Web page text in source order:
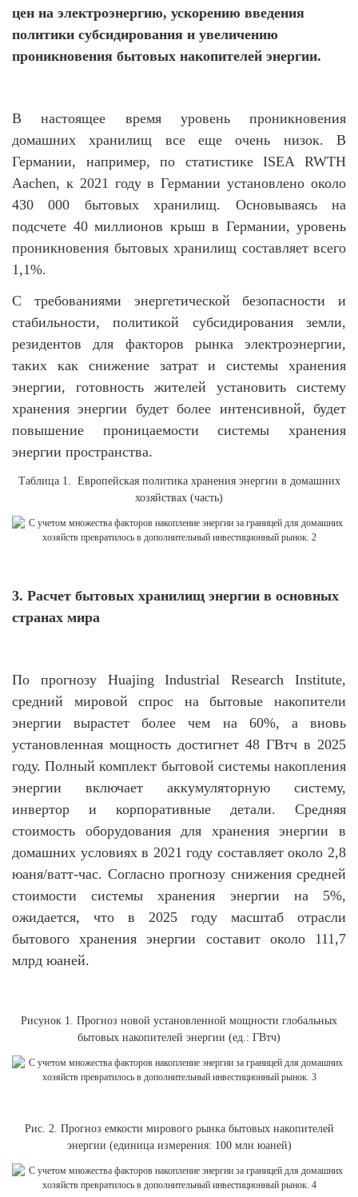
цен на электроэнергию, ускорению введения
политики субсидирования и увеличению
проникновения бытовых накопителей энергии.
В настоящее время уровень проникновения
домашних хранилищ все еще очень низок. В
Германии, например, по статистике ISEA RWTH
Aachen, к 2021 году в Германии установлено около
430 000 бытовых хранилищ. Основываясь на
подсчете 40 миллионов крыш в Германии, уровень
проникновения бытовых хранилищ составляет всего
1,1%.
С требованиями энергетической безопасности и
стабильности, политикой субсидирования земли,
резидентов для факторов рынка электроэнергии,
таких как снижение затрат и системы хранения
энергии, готовность жителей установить систему
хранения энергии будет более интенсивной, будет
повышение проницаемости системы хранения
энергии пространства.
Таблица 1. Европейская политика хранения энергии в домашних
хозяйствах (часть)
3. Расчет бытовых хранилищ энергии в основных
странах мира
По прогнозу Huajing Industrial Research Institute,
средний мировой спрос на бытовые накопители
энергии вырастет более чем на 60%, а вновь
установленная мощность достигнет 48 ГВтч в 2025
году. Полный комплект бытовой системы накопления
энергии включает аккумуляторную систему,
инвертор и корпоративные детали. Средняя
стоимость оборудования для хранения энергии в
домашних условиях в 2021 году составляет около 2,8
юаня/ватт-час. Согласно прогнозу снижения средней
стоимости системы хранения энергии на 5%,
ожидается, что в 2025 году масштаб отрасли
бытового хранения энергии составит около 111,7
млрд юаней.
Рисунок 1. Прогноз новой установленной мощности глобальных
бытовых накопителей энергии (ед.: ГВтч)
Рис. 2. Прогноз емкости мирового рынка бытовых накопителей
энергии (единица измерения: 100 млн юаней)